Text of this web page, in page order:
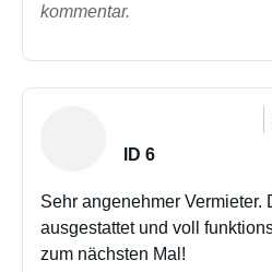
kommentar.
ID 6
Sehr angenehmer Vermieter.
ausgestattet und voll
zum nächsten Mal!